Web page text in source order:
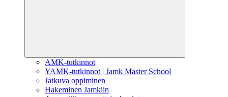
AMK-tutkinnot
YAMK-tutkinnot | Jamk Master School
Jatkuva oppiminen
Hakeminen Jamkiin